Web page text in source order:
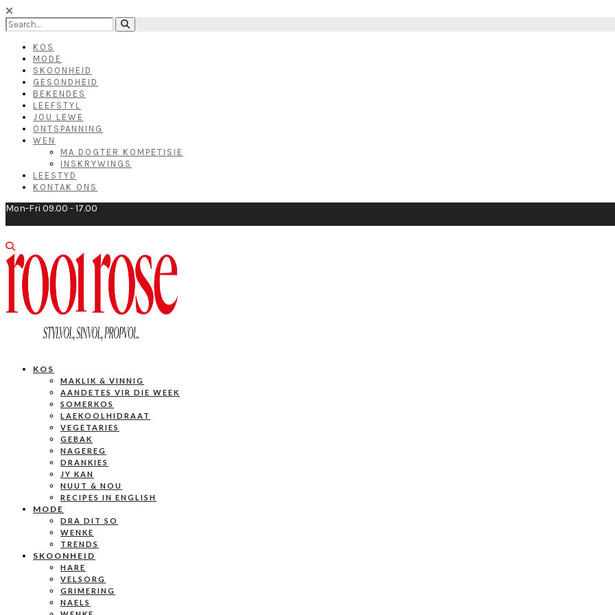
KOS
MODE
SKOONHEID
GESONDHEID
BEKENDES
LEEFSTYL
JOU LEWE
ONTSPANNING
WEN
MA DOGTER KOMPETISIE
INSKRYWINGS
LEESTYD
KONTAK ONS
Mon-Fri 09.00 - 17.00
KOS
MAKLIK & VINNIG
AANDETES VIR DIE WEEK
SOMERKOS
LAEKOOLHIDRAAT
VEGETARIES
GEBAK
NAGEREG
DRANKIES
JY KAN
NUUT & NOU
RECIPES IN ENGLISH
MODE
DRA DIT SO
WENKE
TRENDS
SKOONHEID
HARE
VELSORG
GRIMERING
NAELS